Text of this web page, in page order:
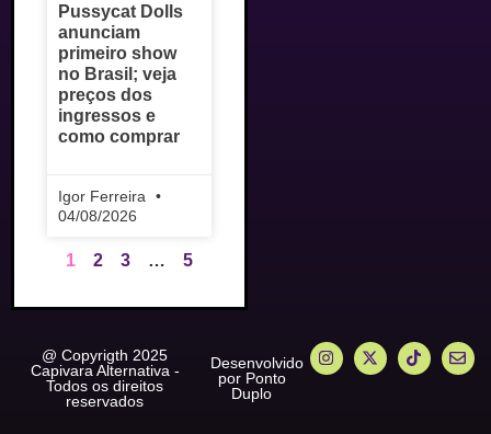
Pussycat Dolls
anunciam
primeiro show
no Brasil; veja
preços dos
ingressos e
como comprar
Igor Ferreira
04/08/2026
1 2 3 … 5
@ Copyrigth 2025
Capivara Alternativa -
Todos os direitos
reservados
Desenvolvido
por Ponto
Duplo